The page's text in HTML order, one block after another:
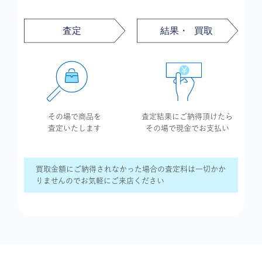
その場で商品を
査定いたします
査定結果に ご納得頂けたら
その場で現金で お支払い
買取金額にご納得されなかった場合の査定料は一切かか
りませんのでお気軽にご来店ください